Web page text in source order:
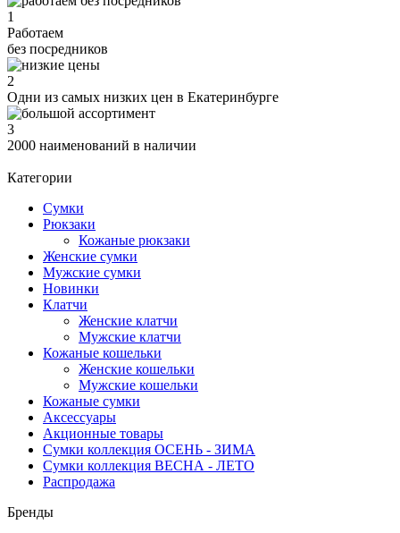
1
Работаем
без посредников
2
Одни из самых низких цен в Екатеринбурге
3
2000 наименований в наличии
Категории
Сумки
Рюкзаки
Кожаные рюкзаки
Женские сумки
Мужские сумки
Новинки
Клатчи
Женские клатчи
Мужские клатчи
Кожаные кошельки
Женские кошельки
Мужские кошельки
Кожаные сумки
Аксессуары
Акционные товары
Сумки коллекция ОСЕНЬ - ЗИМА
Сумки коллекция ВЕСНА - ЛЕТО
Распродажа
Бренды